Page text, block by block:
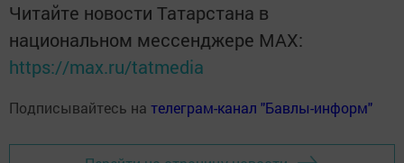
Читайте новости Татарстана в
национальном мессенджере MАХ:
https://max.ru/tatmedia
Подписывайтесь на телеграм-канал "Бавлы-информ"